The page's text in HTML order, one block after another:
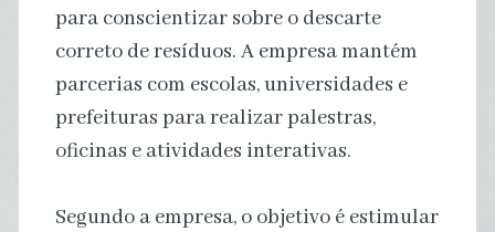
para conscientizar sobre o descarte
correto de resíduos. A empresa mantém
parcerias com escolas, universidades e
prefeituras para realizar palestras,
oficinas e atividades interativas.
Segundo a empresa, o objetivo é estimular